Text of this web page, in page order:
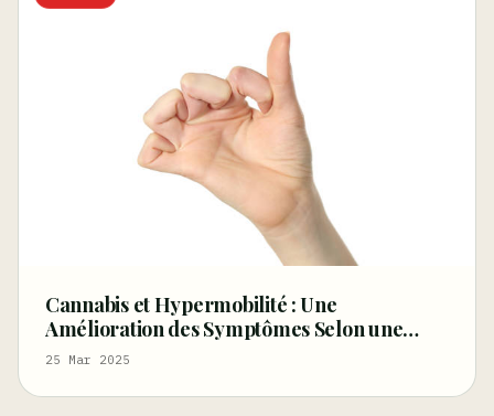
Cannabis et Hypermobilité : Une
Amélioration des Symptômes Selon une
Étude Britannique
25 Mar 2025